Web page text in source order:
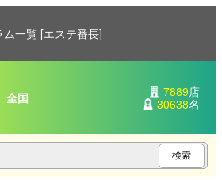
一覧 [エステ番長]
全国 7889店
30638名